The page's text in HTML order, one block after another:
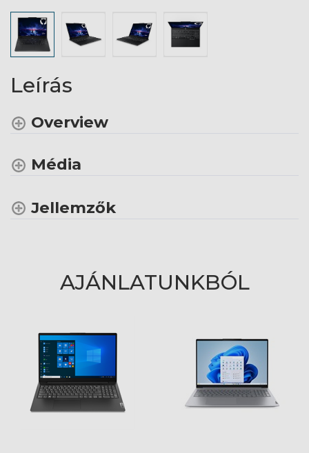
Leírás
Overview
Média
Jellemzők
AJÁNLATUNKBÓL